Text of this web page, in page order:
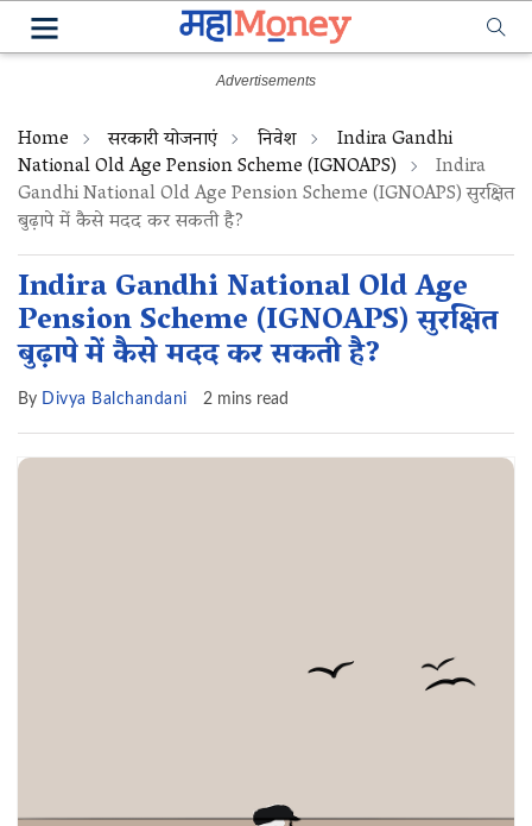
Home सरकारी योजनाएं निवेश Indira Gandhi
National Old Age Pension Scheme (IGNOAPS) Indira
Gandhi National Old Age Pension Scheme (IGNOAPS) सुरक्षित
बुढ़ापे में कैसे मदद कर सकती है?
Indira Gandhi National Old Age
Pension Scheme (IGNOAPS) सुरक्षित
बुढ़ापे में कैसे मदद कर सकती है?
By Divya Balchandani 2 mins read